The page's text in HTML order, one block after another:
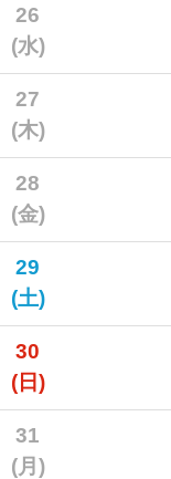
26
(水)
27
(木)
28
(金)
29
(土)
30
(日)
31
(月)